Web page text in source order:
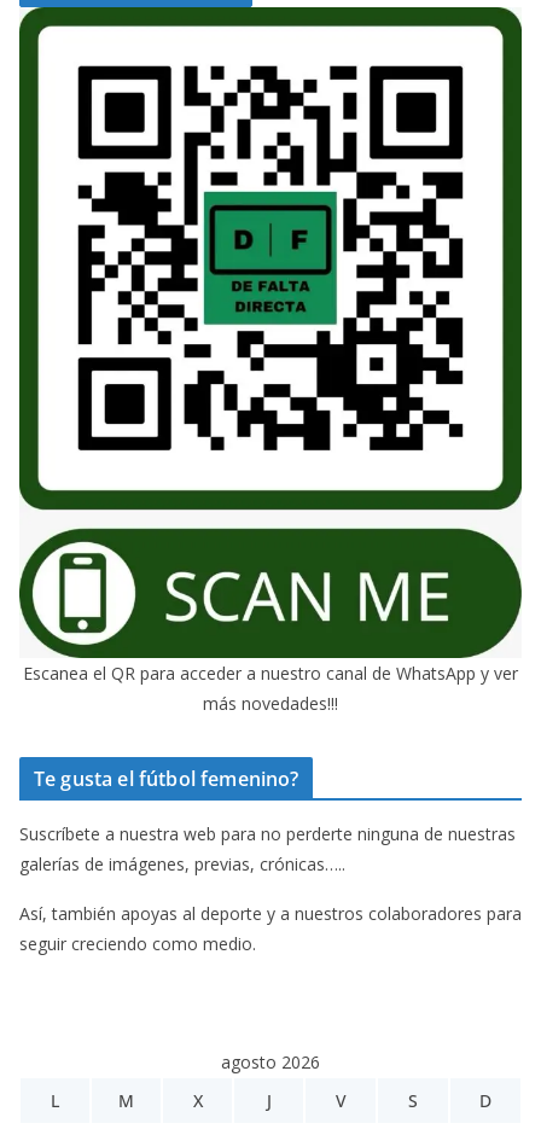
Escanea el QR para acceder a nuestro canal de WhatsApp y ver
más novedades!!!
Te gusta el fútbol femenino?
Suscríbete a nuestra web para no perderte ninguna de nuestras
galerías de imágenes, previas, crónicas…..
Así, también apoyas al deporte y a nuestros colaboradores para
seguir creciendo como medio.
agosto 2026
L
M X J V S D